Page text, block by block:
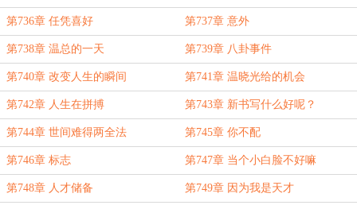
第736章 任凭喜好 第737章 意外
第738章 温总的一天 第739章 八卦事件
第740章 改变人生的瞬间 第741章 温晓光给的机会
第742章 人生在拼搏 第743章 新书写什么好呢？
第744章 世间难得两全法 第745章 你不配
第746章 标志 第747章 当个小白脸不好嘛
第748章 人才储备 第749章 因为我是天才